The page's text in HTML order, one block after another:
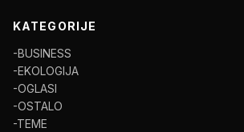
KATEGORIJE
-BUSINESS
-EKOLOGIJA
-OGLASI
-OSTALO
-TEME